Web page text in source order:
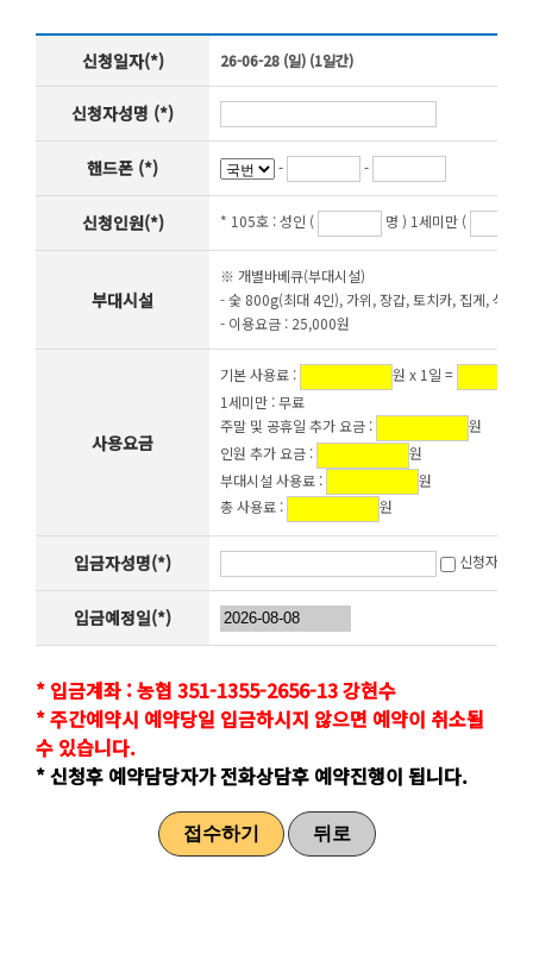
신청일자(*) 26-06-28 (일) (1일간)
신청자성명 (*)
핸드폰 (*) - -
신청인원(*) * 105호 :성인 ( 명 ) 1세미만 (
부대시설
※ 개별바베큐(부대시설)
- 숯 800g(최대 4인), 가위, 장갑, 토치카, 집게, 석쇠,
- 이용요금 : 25,000원
사용요금
기본 사용료 :
원 x 1일 =
1세미만 : 무료
주말 및 공휴일 추가 요금 :
원
인원 추가 요금 :
원
부대시설 사용료 :
원
총 사용료 :
원
입금자성명(*) 신청자와 동
입금예정일(*)
* 입금계좌 : 농협 351-1355-2656-13 강현수
* 주간예약시 예약당일 입금하시지 않으면 예약이 취소될
수 있습니다.
* 신청후 예약담당자가 전화상담후 예약진행이 됩니다.